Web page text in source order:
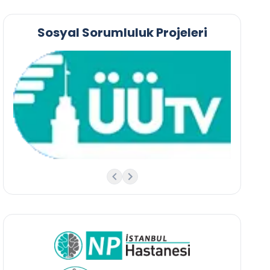
Sosyal Sorumluluk Projeleri